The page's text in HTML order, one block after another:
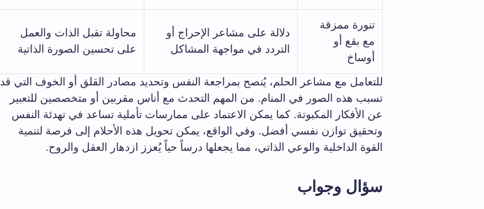
تنورة ممزقة
مع بقع أو
أوساخ
دلالة على مشاعر الإحراج أو
التردد في مواجهة المشاكل
محاولة تقبل الذات والعمل
على تحسين الصورة الذاتية
للتعامل مع مشاعر الحلم، يُنصح بمراجعة النفس وتحديد مصادر القلق أو الخوف التي قد
تسبب هذه الصور في المنام. من المهم التحدث مع أناس مقربين أو متخصصين للتعبير
عن الأفكار المكبوتة. كما يمكن الاعتماد على ممارسات تأملية تساعد في تهدئة النفس
وتحقيق توازن نفسي أفضل. وفي الواقع، يمكن تحويل هذه الأحلام إلى فرصة لتنمية
القوة الداخلية والوعي الذاتي، مما يجعلها درساً حياً يُعزز ازدهار العقل والروح.
سؤال وجواب